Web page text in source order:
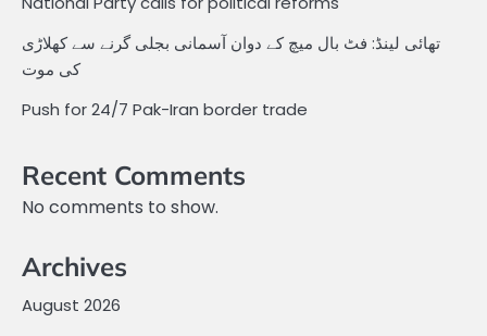
تھائی لینڈ: فٹ بال میچ کے دوان آسمانی بجلی گرنے سے کھلاڑی
کی موت
Push for 24/7 Pak-Iran border trade
Recent Comments
No comments to show.
Archives
August 2026